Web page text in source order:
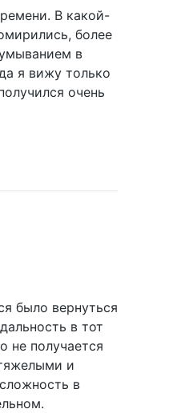
В какой-
более
в
я вижу только
очень
было вернуться
в тот
не получается
и
в